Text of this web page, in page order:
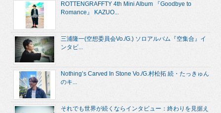
ROTTENGRAFFTY 4th Mini Album 『Goodbye to
Romance』 KAZUO...
三浦隆一(空想委員会Vo./G.) ソロアルバム『空集合』イ
ンタビ...
Nothing’s Carved In Stone Vo./G.村松拓 続・たっきゅん
のキ...
それでも世界が続くならインタビュー：終わりを見据え